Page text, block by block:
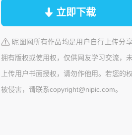
立即下载
昵图网所有作品均是用户自行上传分
拥有版权或使用权，仅供网友学习交流，
上传用户书面授权，请勿作他用。若您的
被侵害，请联系copyright@nipic.com。